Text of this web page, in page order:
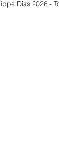
Dias 2026 -